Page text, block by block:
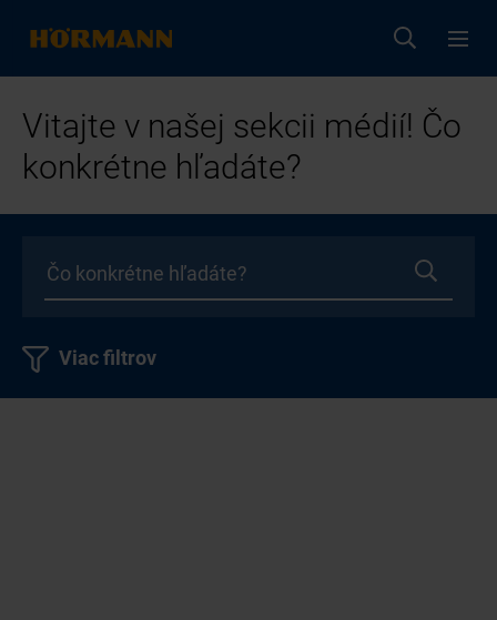
Vitajte v našej sekcii médií! Čo
konkrétne hľadáte?
Viac filtrov